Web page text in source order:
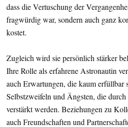
dass die Vertuschung der
fragwürdig war, sondern auch ganz
kostet.
Zugleich wird sie persönlich stärker
Ihre Rolle als erfahrene Astronautin
auch Erwartungen, die kaum erfüllbar
Selbstzweifeln und Ängsten, die
verstärkt werden. Beziehungen zu
auch Freundschaften und